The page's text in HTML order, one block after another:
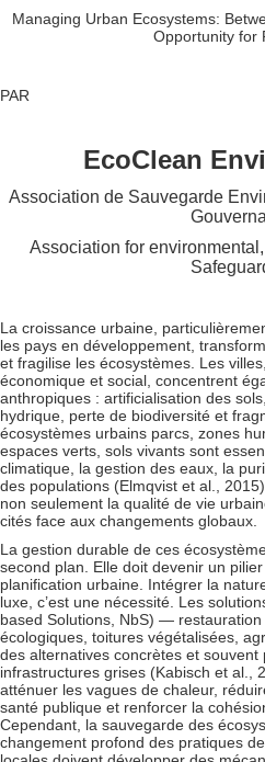
Managing Urban Ecosystems:
Opportunity for
PAR
EcoClean
Association de Sauvegarde
Association for
La croissance urbaine,
les pays en développement,
et fragilise les écosystèmes. Les
économique et social, concentrent
anthropiques : artificialisation des
hydrique, perte de biodiversité et
écosystèmes urbains parcs, zones
espaces verts, sols vivants sont
climatique, la gestion des eaux, la
des populations (Elmqvist et al.,
non seulement la qualité de vie
cités face aux changements globaux.
La gestion durable de ces
second plan. Elle doit devenir un
planification urbaine. Intégrer la
luxe, c’est une nécessité. Les
based Solutions, NbS) —
écologiques, toitures végétalisées,
des alternatives concrètes et souvent
infrastructures grises (Kabisch et al.,
atténuer les vagues de chaleur,
santé publique et renforcer la
Cependant, la sauvegarde des
changement profond des pratiques